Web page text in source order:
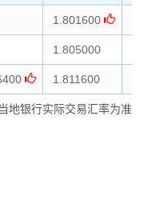
1.801600
1.805000
1.811600
地银行实际交易汇率为准